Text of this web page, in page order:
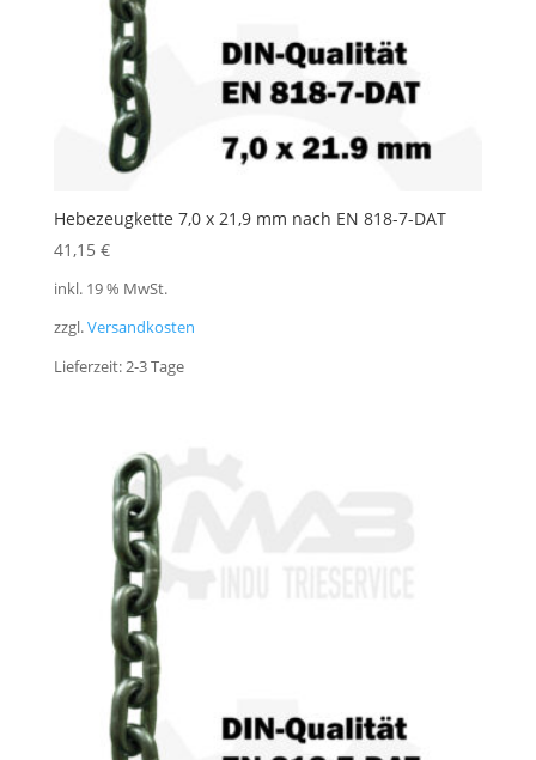
Hebezeugkette 7,0 x 21,9 mm nach EN 818-7-DAT
41,15 €
inkl. 19 % MwSt.
zzgl.Versandkosten
Lieferzeit:2-3 Tage